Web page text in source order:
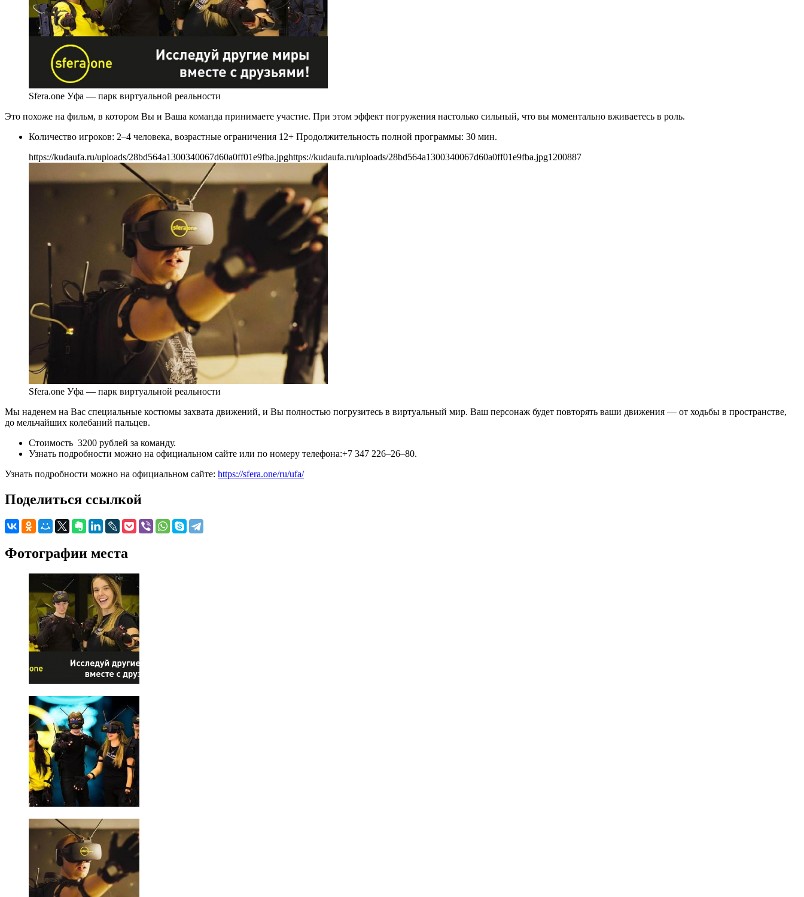
Sfera.one Уфа — парк виртуальной реальности
Это похоже на фильм, в котором Вы и Ваша команда принимаете участие. При этом эффект погружения настолько сильный, что вы моментально вживаетесь в роль.
Количество игроков: 2–4 человека, возрастные ограничения 12+ Продолжительность полной программы: 30 мин.
https://kudaufa.ru/uploads/28bd564a1300340067d60a0ff01e9fba.jpghttps://kudaufa.ru/uploads/28bd564a1300340067d60a0ff01e9fba.jpg1200887
Sfera.one Уфа — парк виртуальной реальности
Мы наденем на Вас специальные костюмы захвата движений, и Вы полностью погрузитесь в виртуальный мир. Ваш персонаж будет повторять ваши движения — от ходьбы в пространстве,
до мельчайших колебаний пальцев.
Стоимость 3200 рублей за команду.
Узнать подробности можно на официальном сайте или по номеру телефона:+7 347 226–26–80.
Узнать подробности можно на официальном сайте: https://sfera.one/ru/ufa/
Поделиться ссылкой
Фотографии места